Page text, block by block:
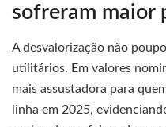
sofreram maior
A desvalorização não
utilitários. Em valores
mais assustadora para
linha em 2025,